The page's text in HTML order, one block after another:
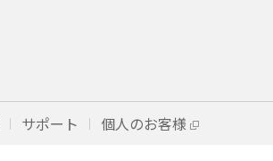
サポート 個人のお客様